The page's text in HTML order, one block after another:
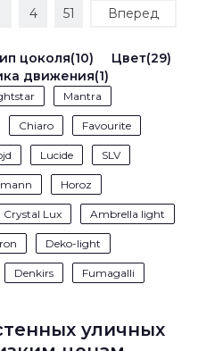
4 51 Вперед
цоколя(10)
Цвет(29)
движения(1)
Mantra
Chiaro Favourite
Lucide SLV
Horoz
Crystal Lux Ambrella light
Deko-light
Denkirs Fumagalli
уличных